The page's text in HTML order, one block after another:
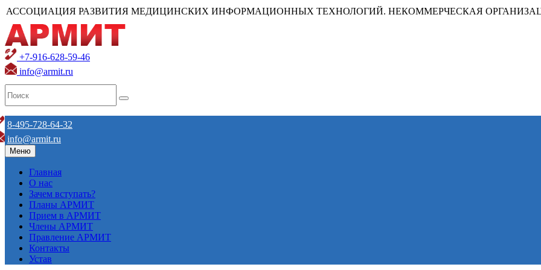
АССОЦИАЦИЯ РАЗВИТИЯ МЕДИЦИНСКИХ ИНФОРМАЦИОННЫХ ТЕХНОЛОГИЙ. НЕКОММЕРЧЕСКАЯ
+7-916-628-59-46
info@armit.ru
8-495-728-64-32
info@armit.ru
Меню
Главная
О нас
Зачем вступать?
Планы АРМИТ
Прием в АРМИТ
Члены АРМИТ
Правление АРМИТ
Контакты
Устав